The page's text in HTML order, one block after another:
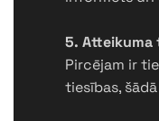
5. Atteikuma
Pircējam ir
tiesības,